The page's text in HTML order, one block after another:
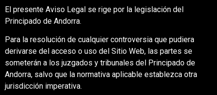
El presente Aviso Legal se rige por la legislación del
Principado de Andorra.
Para la resolución de cualquier controversia que pudiera
derivarse del acceso o uso del Sitio Web, las partes se
someterán a los juzgados y tribunales del Principado de
Andorra, salvo que la normativa aplicable establezca otra
jurisdicción imperativa.